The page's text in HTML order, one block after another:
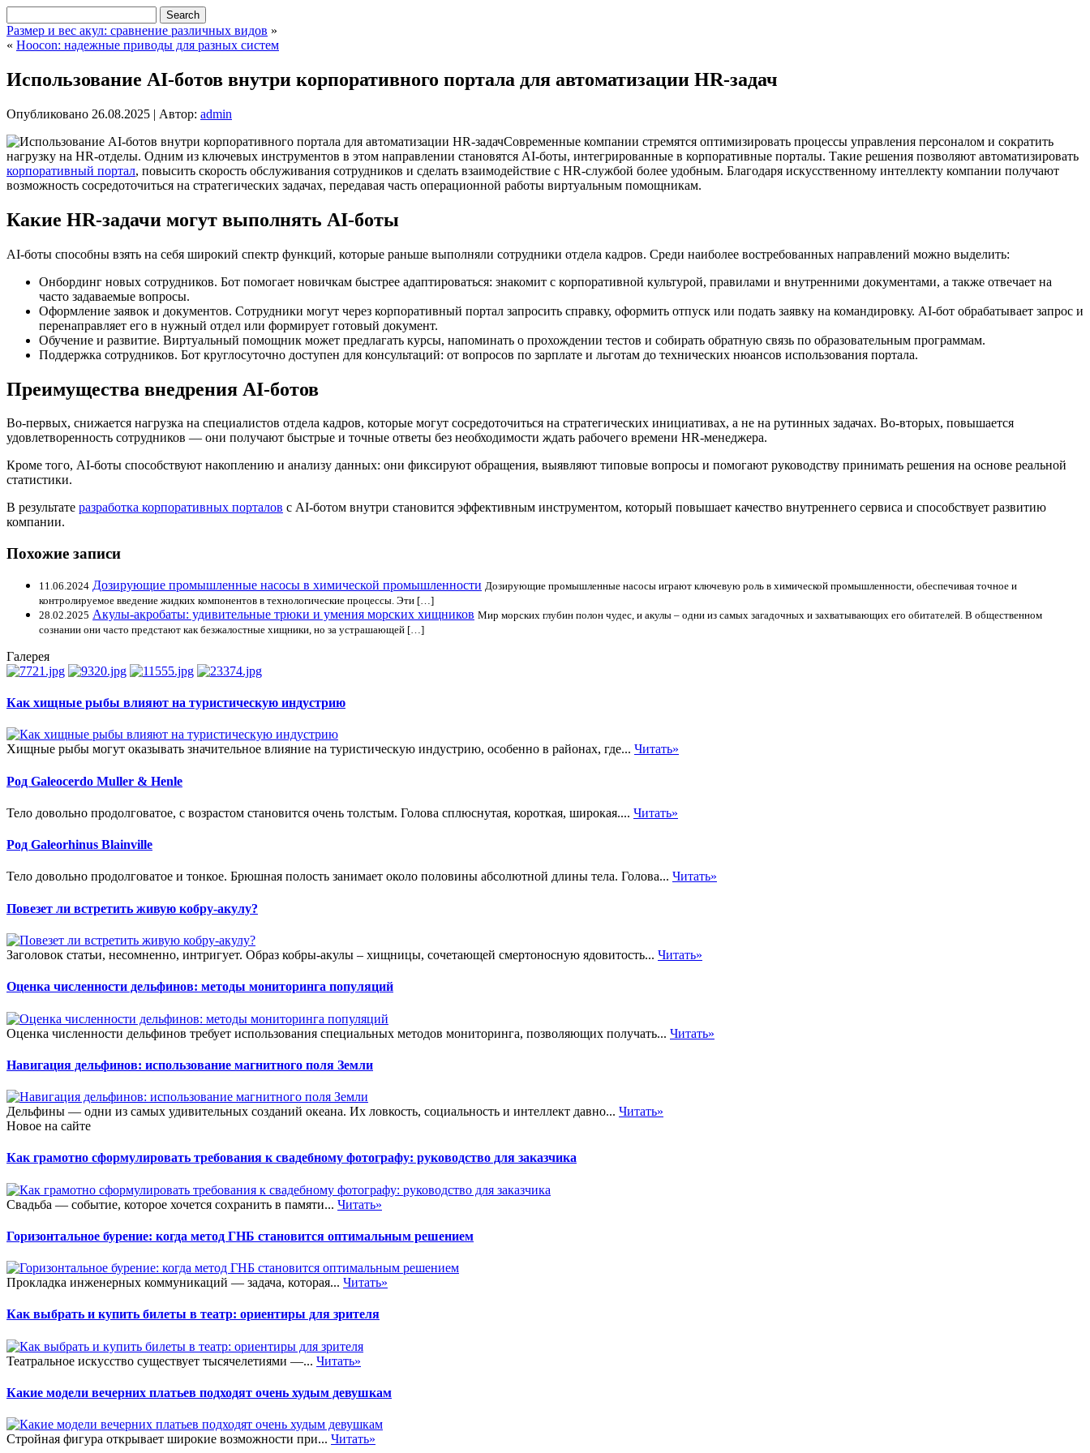
Размер и вес акул: сравнение различных видов »
« Hoocon: надежные приводы для разных систем
Использование AI-ботов внутри корпоративного портала для автоматизации HR-задач
Опубликовано 26.08.2025 | Автор: admin
Современные компании стремятся оптимизировать процессы управления персоналом и сократить
нагрузку на HR-отделы. Одним из ключевых инструментов в этом направлении становятся AI-боты, интегрированные в корпоративные порталы. Такие решения позволяют автоматизировать
корпоративный портал, повысить скорость обслуживания сотрудников и сделать взаимодействие с HR-службой более удобным. Благодаря искусственному интеллекту компании получают
возможность сосредоточиться на стратегических задачах, передавая часть операционной работы виртуальным помощникам.
Какие HR-задачи могут выполнять AI-боты
AI-боты способны взять на себя широкий спектр функций, которые раньше выполняли сотрудники отдела кадров. Среди наиболее востребованных направлений можно выделить:
Онбординг новых сотрудников. Бот помогает новичкам быстрее адаптироваться: знакомит с корпоративной культурой, правилами и внутренними документами, а также отвечает на
часто задаваемые вопросы.
Оформление заявок и документов. Сотрудники могут через корпоративный портал запросить справку, оформить отпуск или подать заявку на командировку. AI-бот обрабатывает запрос и
перенаправляет его в нужный отдел или формирует готовый документ.
Обучение и развитие. Виртуальный помощник может предлагать курсы, напоминать о прохождении тестов и собирать обратную связь по образовательным программам.
Поддержка сотрудников. Бот круглосуточно доступен для консультаций: от вопросов по зарплате и льготам до технических нюансов использования портала.
Преимущества внедрения AI-ботов
Во-первых, снижается нагрузка на специалистов отдела кадров, которые могут сосредоточиться на стратегических инициативах, а не на рутинных задачах. Во-вторых, повышается
удовлетворенность сотрудников — они получают быстрые и точные ответы без необходимости ждать рабочего времени HR-менеджера.
Кроме того, AI-боты способствуют накоплению и анализу данных: они фиксируют обращения, выявляют типовые вопросы и помогают руководству принимать решения на основе реальной
статистики.
В результате разработка корпоративных порталов с AI-ботом внутри становится эффективным инструментом, который повышает качество внутреннего сервиса и способствует развитию
компании.
Похожие записи
11.06.2024 Дозирующие промышленные насосы в химической промышленности Дозирующие промышленные насосы играют ключевую роль в химической промышленности, обеспечивая точное и
контролируемое введение жидких компонентов в технологические процессы. Эти […]
28.02.2025 Акулы-акробаты: удивительные трюки и умения морских хищников Мир морских глубин полон чудес, и акулы – одни из самых загадочных и захватывающих его обитателей. В общественном
сознании они часто предстают как безжалостные хищники, но за устрашающей […]
Галерея
Как хищные рыбы влияют на туристическую индустрию
Хищные рыбы могут оказывать значительное влияние на туристическую индустрию, особенно в районах, где... Читать»
Род Galeocerdo Muller & Henle
Тело довольно продолговатое, с возрастом становится очень толстым. Голова сплюснутая, короткая, широкая.... Читать»
Род Galeorhinus Blainville
Тело довольно продолговатое и тонкое. Брюшная полость занимает около половины абсолютной длины тела. Голова... Читать»
Повезет ли встретить живую кобру-акулу?
Заголовок статьи, несомненно, интригует. Образ кобры-акулы – хищницы, сочетающей смертоносную ядовитость... Читать»
Оценка численности дельфинов: методы мониторинга популяций
Оценка численности дельфинов требует использования специальных методов мониторинга, позволяющих получать... Читать»
Навигация дельфинов: использование магнитного поля Земли
Дельфины — одни из самых удивительных созданий океана. Их ловкость, социальность и интеллект давно... Читать»
Новое на сайте
Как грамотно сформулировать требования к свадебному фотографу: руководство для заказчика
Свадьба — событие, которое хочется сохранить в памяти... Читать»
Горизонтальное бурение: когда метод ГНБ становится оптимальным решением
Прокладка инженерных коммуникаций — задача, которая... Читать»
Как выбрать и купить билеты в театр: ориентиры для зрителя
Театральное искусство существует тысячелетиями —... Читать»
Какие модели вечерних платьев подходят очень худым девушкам
Стройная фигура открывает широкие возможности при... Читать»